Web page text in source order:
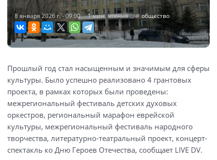
8 января 2026 г. - 09:00 1 мин. чтения общество
Прошлый год стал насыщенным и значимым для сферы
культуры. Было успешно реализовано 4 грантовых
проекта, в рамках которых были проведены:
межрегиональный фестиваль детских духовых
оркестров, региональный марафон еврейской
культуры, межрегиональный фестиваль народного
творчества, литературно-театральный проект, концерт-
спектакль ко Дню Героев Отечества, сообщает LIVE DV.